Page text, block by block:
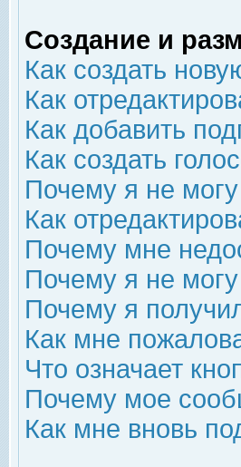
Создание и
Как создать
Как
Как добавить
Как создать
Почему я не
Как
Почему мне
Почему я не
Почему я
Как мне
Что означает
Почему мое
Как мне вновь